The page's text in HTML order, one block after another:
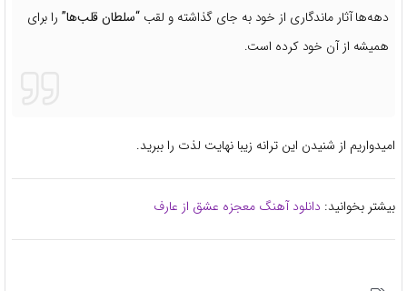
دهه‌ها آثار ماندگاری از خود به جای گذاشته و لقب“سلطان قلب‌ها” را برای
همیشه از آن خود کرده است.
امیدواریم از شنیدن این ترانه زیبا نهایت لذت را ببرید.
بیشتر بخوانید: دانلود آهنگ معجزه عشق از عارف